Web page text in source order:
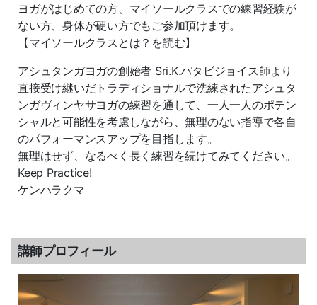
ヨガがはじめての方、マイソールクラスでの練習経験が
ない方、身体が硬い方でもご参加頂けます。
【マイソールクラスとは？を読む】
アシュタンガヨガの創始者 Sri.K.パタビジョイス師より
直接受け継いだトラディショナルで洗練されたアシュタ
ンガヴィンヤサヨガの練習を通して、一人一人のポテン
シャルと可能性を考慮しながら、無理のない指導で各自
のパフォーマンスアップを目指します。
無理はせず、なるべく長く練習を続けてみてください。
Keep Practice!
ケンハラクマ
講師プロフィール